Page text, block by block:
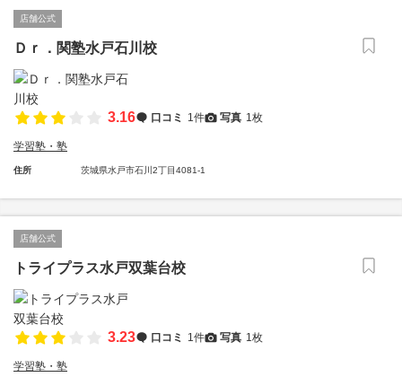
店舗公式
Ｄｒ．関塾水戸石川校
3.16 口コミ 1件 写真 1枚
学習塾・塾
住所 茨城県水戸市石川2丁目4081-1
店舗公式
トライプラス水戸双葉台校
3.23 口コミ 1件 写真 1枚
学習塾・塾